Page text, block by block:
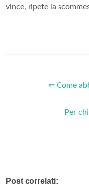
vince, ripete la
⇐ Come
Per
Post correlati: